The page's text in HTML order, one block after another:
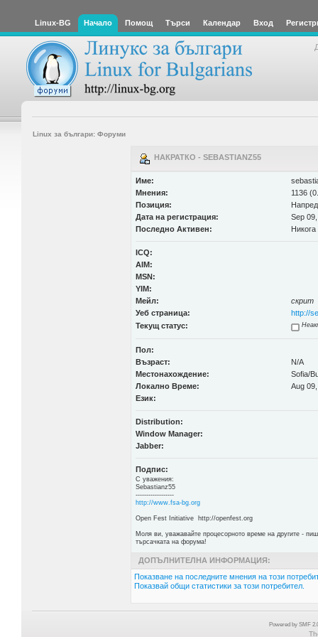
Linux-BG Начало Помощ Търси Календар Вход
Linux за българи: Форуми
НАКРАТКО - SEBASTIANZ55
Име:
Мнения:
1136
Позиция:
Дата на регистрация:
Sep
Последно Активен:
Никога
ICQ:
AIM:
MSN:
YIM:
Мейл:
скрит
Уеб страница:
http://
Текущ статус:
Пол:
Възраст:
N/A
Местонахождение:
Sofia/
Локално Време:
Aug
Език:
Distribution:
Window Manager:
Jabber:
Подпис:
С уважения:
Sebastianz55
------------------
http://www.fsa-bg.org
Open Fest Initiative http://openfest.org
Моля ви, уважавайте процесорното време на другите -
търсачката на форума!
ДОПЪЛНИТЕЛНА ИНФОРМАЦИЯ:
Показване на последните мнения на този
Показвай общи статистики за този потребител.
Powered by SMF